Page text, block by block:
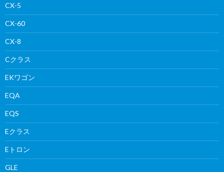
CX-5
CX-60
CX-8
Cクラス
EKワゴン
EQA
EQS
Eクラス
Eトロン
GLE